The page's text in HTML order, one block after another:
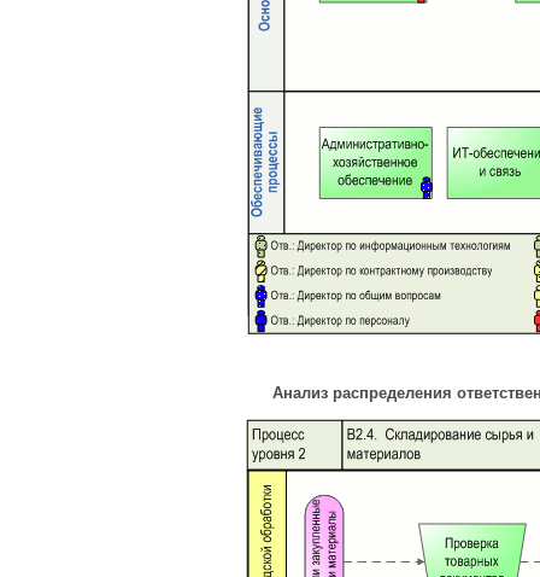
Анализ распределения